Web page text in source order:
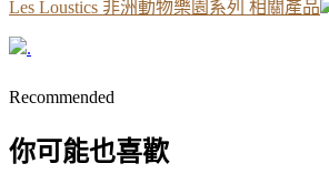
Les Loustics 非洲動物樂園系列 相關產品
.
Recommended
你可能也喜歡